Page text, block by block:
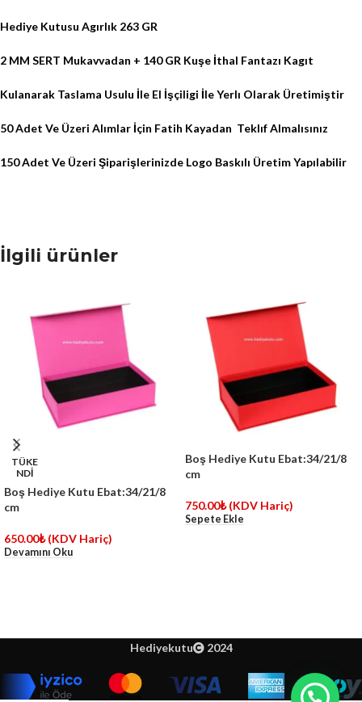
Hediye Kutusu Agırlık 263 GR
2 MM SERT Mukavvadan + 140 GR Kuşe İthal Fantazı Kagıt
Kulanarak Taslama Usulu İle El İşçiligi İle Yerlı Olarak Üretimiştir
50 Adet Ve Üzeri Alımlar İçin Fatih Kayadan Teklıf Almalısınız
150 Adet Ve Üzeri Şiparişlerinizde Logo Baskılı Üretim Yapılabilir
İlgili ürünler
TÜKE
NDİ
Boş Hediye Kutu Ebat:34/21/8
cm
650.00₺ (KDV Hariç)
Devamını Oku
Boş Hediye Kutu Ebat:34/21/8
cm
750.00₺ (KDV Hariç)
Sepete Ekle
Hediyekutu 2024